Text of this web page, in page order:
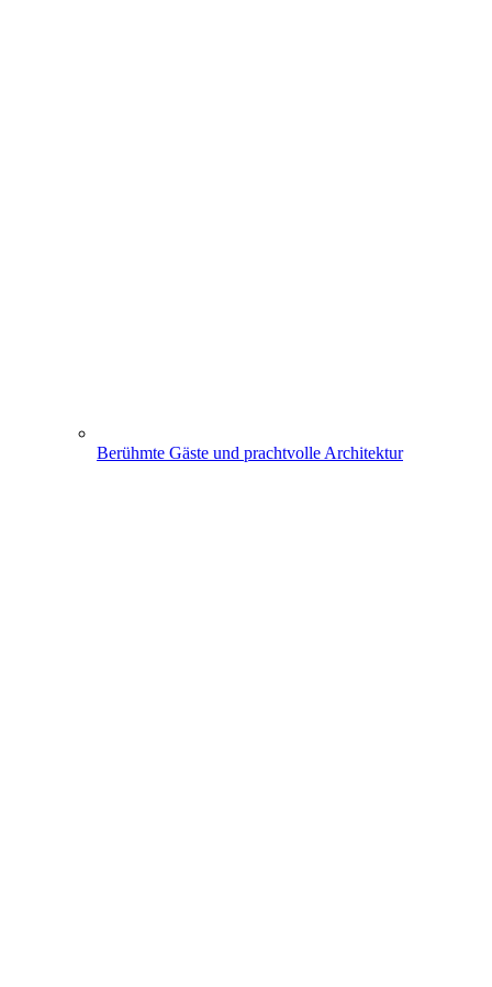
Berühmte Gäste und prachtvolle Architektur